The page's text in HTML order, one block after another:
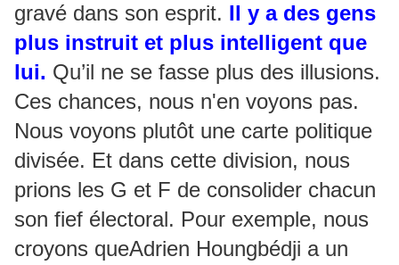
gravé dans son esprit. Il y a des gens
plus instruit et plus intelligent que
lui. Qu’il ne se fasse plus des illusions.
Ces chances, nous n'en voyons pas.
Nous voyons plutôt une carte politique
divisée. Et dans cette division, nous
prions les G et F de consolider chacun
son fief électoral. Pour exemple, nous
croyons queAdrien Houngbédji a un